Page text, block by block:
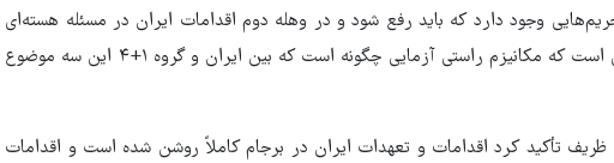
وجود دارد که باید رفع شود و در وهله دوم اقدامات ایران در مسئله هسته‌ای
چه خواهد بود و موضوع سوم هم این است که مکانیزم راستی آزمایی چگونه است که بین ایران و گروه ۱+۴ این سه موضوع
تأکید کرد اقدامات و تعهدات ایران در برجام کاملاً روشن شده است و اقدامات